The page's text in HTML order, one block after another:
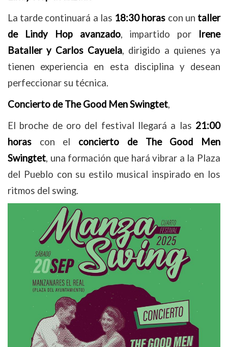
La tarde continuará a las 18:30 horas con un taller
de Lindy Hop avanzado, impartido por Irene
Bataller y Carlos Cayuela, dirigido a quienes ya
tienen experiencia en esta disciplina y desean
perfeccionar su técnica.
Concierto de The Good Men Swingtet,
El broche de oro del festival llegará a las 21:00
horas con el concierto de The Good Men
Swingtet, una formación que hará vibrar a la Plaza
del Pueblo con su estilo musical inspirado en los
ritmos del swing.